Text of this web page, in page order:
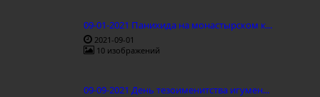
09-01-2021 Панихида на монастырском к...
2021-09-01
10 изображений
09-09-2021 День тезоименитства игумен...